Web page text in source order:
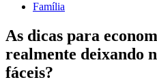
Família
As dicas para
realmente deixando
fáceis?